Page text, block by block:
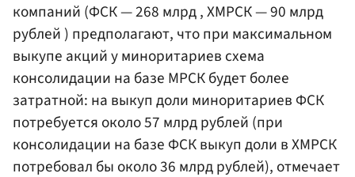
компаний (ФСК — 268 млрд , ХМРСК — 90 млрд
рублей ) предполагают, что при максимальном
выкупе акций у миноритариев схема
консолидации на базе МРСК будет более
затратной: на выкуп доли миноритариев ФСК
потребуется около 57 млрд рублей (при
консолидации на базе ФСК выкуп доли в ХМРСК
потребовал бы около 36 млрд рублей), отмечает